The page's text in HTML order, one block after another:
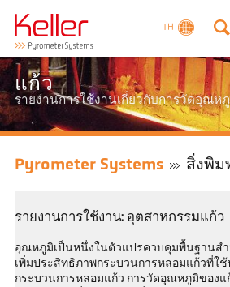
TH
แก้ว
รายงานการใช้งานเกี่ยวกับการวัดอุณห
Pyrometer Systems สิ่งพิม
รายงานการใช้งาน: อุตสาหกรรมแก้ว
อุณหภูมิเป็นหนึ่งในตัวแปรควบคุมพื้นฐานส
เพิ่มประสิทธิภาพกระบวนการหลอมแก้วที่ใช้
กระบวนการหลอมแก้ว การวัดอุณหภูมิของแ